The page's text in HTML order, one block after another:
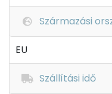
Származási
EU
Szállítási idő